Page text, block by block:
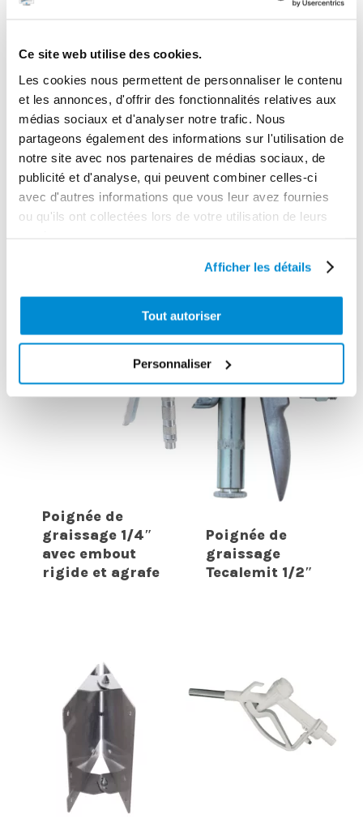
Ce site web utilise des cookies.
Les cookies nous permettent de personnaliser le contenu
et les annonces, d'offrir des fonctionnalités relatives aux
médias sociaux et d'analyser notre trafic. Nous
partageons également des informations sur l'utilisation de
notre site avec nos partenaires de médias sociaux, de
publicité et d'analyse, qui peuvent combiner celles-ci
avec d'autres informations que vous leur avez fournies
ou qu'ils ont collectées lors de votre utilisation de leurs
Afficher les détails
Tout autoriser
Personnaliser
Adaptateur Ø 56 mm pour fût plastique.
Equipements d'atelier
Garantie
Gencode
3284660415801
Poignée de
graissage 1/4″
avec embout
rigide et agrafe
Poignée de
graissage
Tecalemit 1/2″